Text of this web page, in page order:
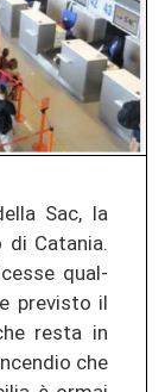
Sac, la
di Ca­ta­nia.
qual­
pre­vis­to il
resta in
che